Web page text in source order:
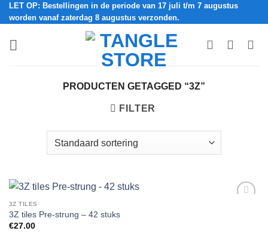
Ga
naar
LET OP: Bestellingen in de periode van 17 juli t/m 7 augustus
worden vanaf zaterdag 8 augustus verzonden.
PRODUCTEN GETAGGED “3Z”
FILTER
3Z TILES
3Z tiles Pre-strung – 42 stuks
€27.00